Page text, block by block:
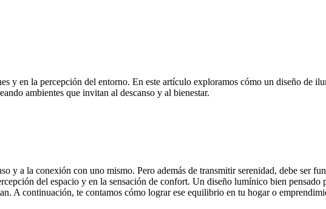
y en la percepción del entorno. En este artículo exploramos cómo un diseño de
ambientes que invitan al descanso y al bienestar.
y a la conexión con uno mismo. Pero además de transmitir serenidad, debe ser
del espacio y en la sensación de confort. Un diseño lumínico bien
A continuación, te contamos cómo lograr ese equilibrio en tu hogar o